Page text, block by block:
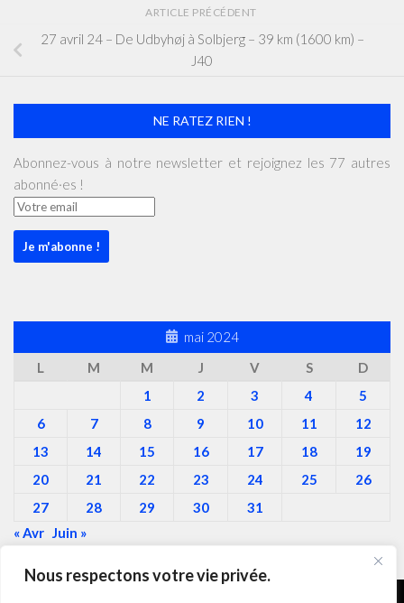
Nous respectons votre vie privée.
ARTICLE PRÉCÉDENT
27 avril 24 – De Udbyhøj à Solbjerg – 39 km (1600 km) –
J40
NE RATEZ RIEN !
Abonnez-vous à notre newsletter et rejoignez les 77 autres
abonné·es !
mai 2024
L
M M J V S
D
1
2 3 4
5
6
7 8 9 10 11
12
13
14 15 16 17 18
19
20
21 22 23 24 25
26
27
28 29 30
31
« Avr Juin »